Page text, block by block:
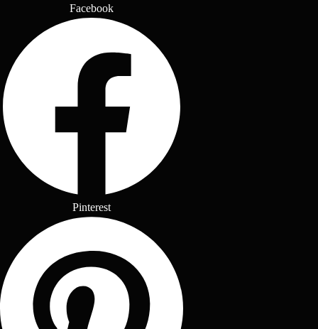
Facebook
Pinterest